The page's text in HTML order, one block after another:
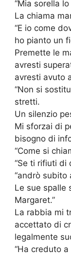
“Mia sorella
La chiama
“E io come
ho pianto un
Premette le
avresti
avresti avuto
“Non si
stretti.
Un silenzio
Mi sforzai di
bisogno di
“Come si
“Se ti rifiuti di
“andrò subito
Le sue spalle
Margaret.”
La rabbia mi
accettato di
legalmente
“Ha creduto